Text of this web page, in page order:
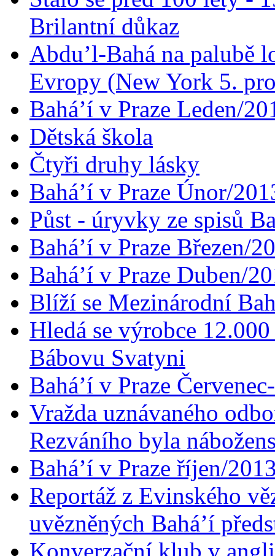
Brilantní důkaz
Abdu’l-Bahá na palubě
Evropy (New York 5.
Bahá’í v Praze Leden/
Dětská škola
Čtyři druhy lásky
Bahá’í v Praze Únor/
Půst - úryvky ze spisů
Bahá’í v Praze Březen/
Bahá’í v Praze Duben/
Blíží se Mezinárodní
Hledá se výrobce
Bábovu Svatyni
Bahá’í v Praze
Vražda uznávaného
Rezváního byla
Bahá’í v Praze říjen/
Reportáž z Evinského
uvězněných Bahá’í